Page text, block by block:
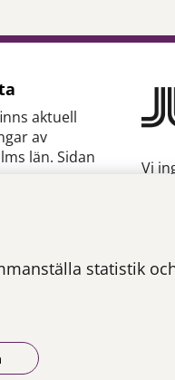
statistik
aktuell
av
län. Sidan
Region
Vi
Om